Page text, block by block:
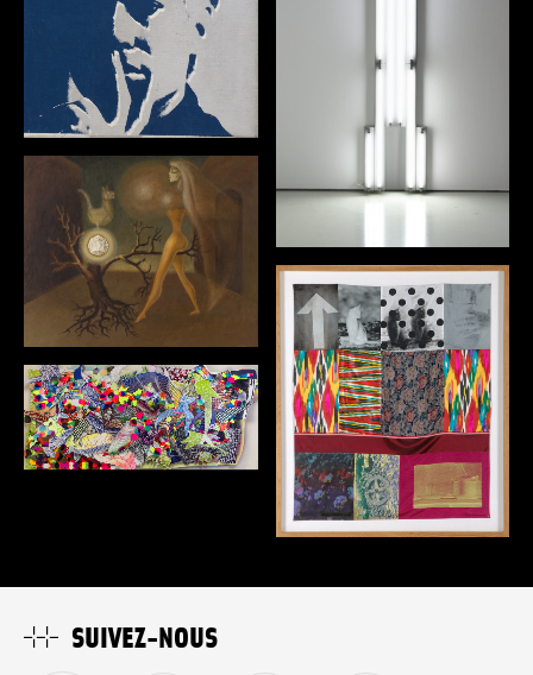
SUIVEZ-NOUS